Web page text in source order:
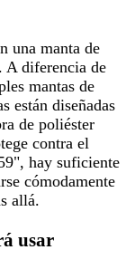
una manta de
A diferencia de
mantas de
están diseñadas
de poliéster
contra el
hay suficiente
cómodamente
allá.
usar